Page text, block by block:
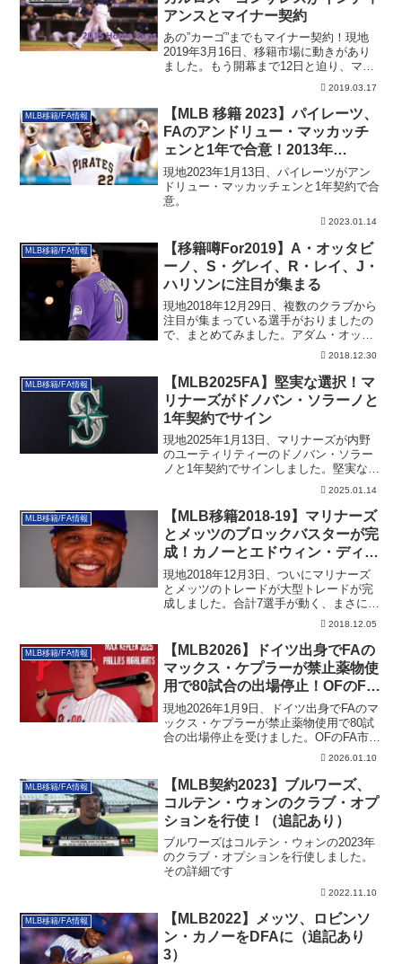
アンスとマイナー契約
あの”カーゴ”までもマイナー契約！現地
2019年3月16日、移籍市場に動きがあり
ました。もう開幕まで12日と迫り、マリ
2019.03.17
MLB移籍/FA情報
【MLB 移籍 2023】パイレーツ、
FAのアンドリュー・マッカッチ
ェンと1年で合意！2013年
NLMVP！
現地2023年1月13日、パイレーツがアン
ドリュー・マッカッチェンと1年契約で合
意。
2023.01.14
MLB移籍/FA情報
【移籍噂For2019】A・オッタビ
ーノ、S・グレイ、R・レイ、J・
ハリソンに注目が集まる
現地2018年12月29日、複数のクラブから
注目が集まっている選手がおりましたの
で、まとめてみました。アダム・オッタ
2018.12.30
MLB移籍/FA情報
【MLB2025FA】堅実な選択！マ
リナーズがドノバン・ソラーノと
1年契約でサイン
現地2025年1月13日、マリナーズが内野
のユーティリティーのドノバン・ソラー
ノと1年契約でサインしました。堅実な選
2025.01.14
MLB移籍/FA情報
【MLB移籍2018-19】マリナーズ
とメッツのブロックバスターが完
成！カノーとエドウィン・ディア
スがメッツへ
現地2018年12月3日、ついにマリナーズ
とメッツのトレードが大型トレードが完
成しました。合計7選手が動く、まさにブ
ロックバスター・トレードです。2018.12.05
MLB移籍/FA情報
【MLB2026】ドイツ出身でFAの
マックス・ケプラーが禁止薬物使
用で80試合の出場停止！OFのFA
市場にも影響
現地2026年1月9日、ドイツ出身でFAのマ
ックス・ケプラーが禁止薬物使用で80試
合の出場停止を受けました。OFのFA市場
2026.01.10
MLB移籍/FA情報
【MLB契約2023】ブルワーズ、
コルテン・ウォンのクラブ・オプ
ションを行使！（追記あり）
ブルワーズはコルテン・ウォンの2023年
のクラブ・オプションを行使しました。
その詳細です
2022.11.10
MLB移籍/FA情報
【MLB2022】メッツ、ロビンソ
ン・カノーをDFAに（追記あり
3）